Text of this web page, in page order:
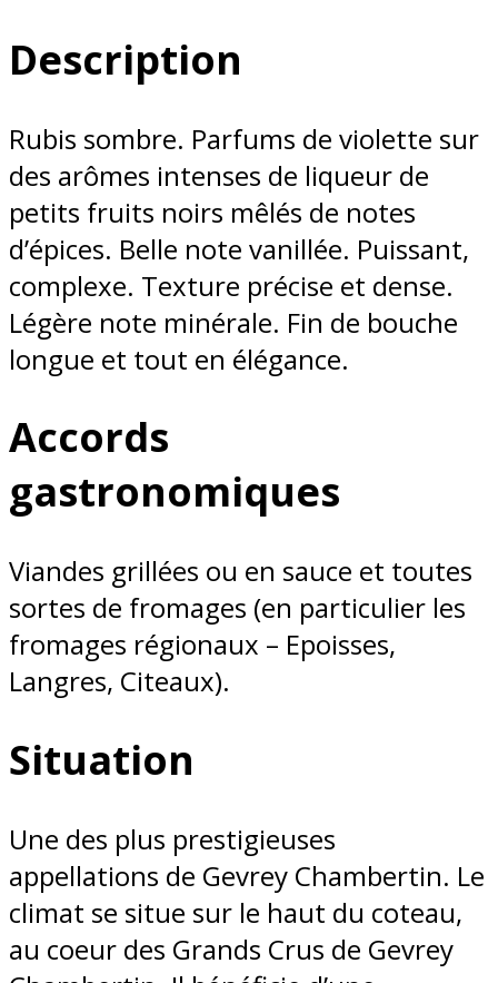
Description
Rubis sombre. Parfums de violette sur
des arômes intenses de liqueur de
petits fruits noirs mêlés de notes
d’épices. Belle note vanillée. Puissant,
complexe. Texture précise et dense.
Légère note minérale. Fin de bouche
longue et tout en élégance.
Accords
gastronomiques
Viandes grillées ou en sauce et toutes
sortes de fromages (en particulier les
fromages régionaux – Epoisses,
Langres, Citeaux).
Situation
Une des plus prestigieuses
appellations de Gevrey Chambertin. Le
climat se situe sur le haut du coteau,
au coeur des Grands Crus de Gevrey